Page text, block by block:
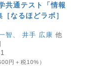
共通テスト「情報
なるほどラボ］
智 井手 広康 他
円＋税10%）